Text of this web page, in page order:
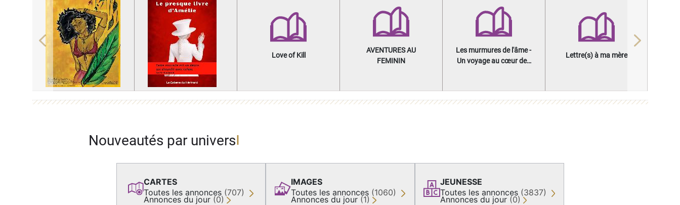
Love of Kill
AVENTURES AU
FEMININ
Les murmures de l'âme -
Un voyage au cœur des
Lettre(s) à ma mère
Previous Next
Nouveautés par univers
CARTES
Toutes les annonces (707)
Annonces du jour (0)
IMAGES
Toutes les annonces (1060)
Annonces du jour (1)
JEUNESSE
Toutes les annonces (3837)
Annonces du jour (0)